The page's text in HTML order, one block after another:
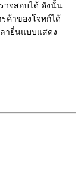
วจสอบได้ ดังนั้น
ค้าของโจทก์ได้
ายื่นแบบแสดง